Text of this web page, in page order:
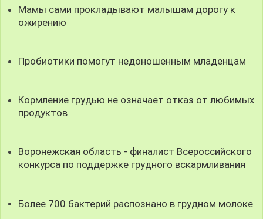
Мамы сами прокладывают малышам дорогу к
ожирению
Пробиотики помогут недоношенным младенцам
Кормление грудью не означает отказ от любимых
продуктов
Воронежская область - финалист Всероссийского
конкурса по поддержке грудного вскармливания
Более 700 бактерий распознано в грудном молоке